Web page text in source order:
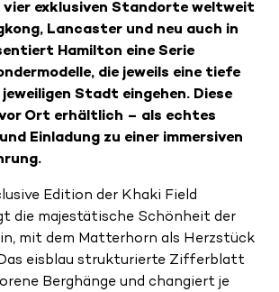
vier exklusiven Standorte weltweit
Lancaster und neu auch in
Hamilton eine Serie
die jeweils eine tiefe
Stadt eingehen. Diese
Ort erhältlich – als echtes
Einladung zu einer immersiven
Edition der Khaki Field
die majestätische Schönheit der
mit dem Matterhorn als Herzstück
eisblau strukturierte Zifferblatt
Berghänge und changiert je